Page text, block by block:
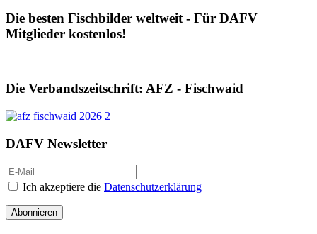
Die besten Fischbilder weltweit - Für DAFV
Mitglieder kostenlos!
Die Verbandszeitschrift: AFZ - Fischwaid
DAFV Newsletter
Ich akzeptiere die Datenschutzerklärung
Abonnieren